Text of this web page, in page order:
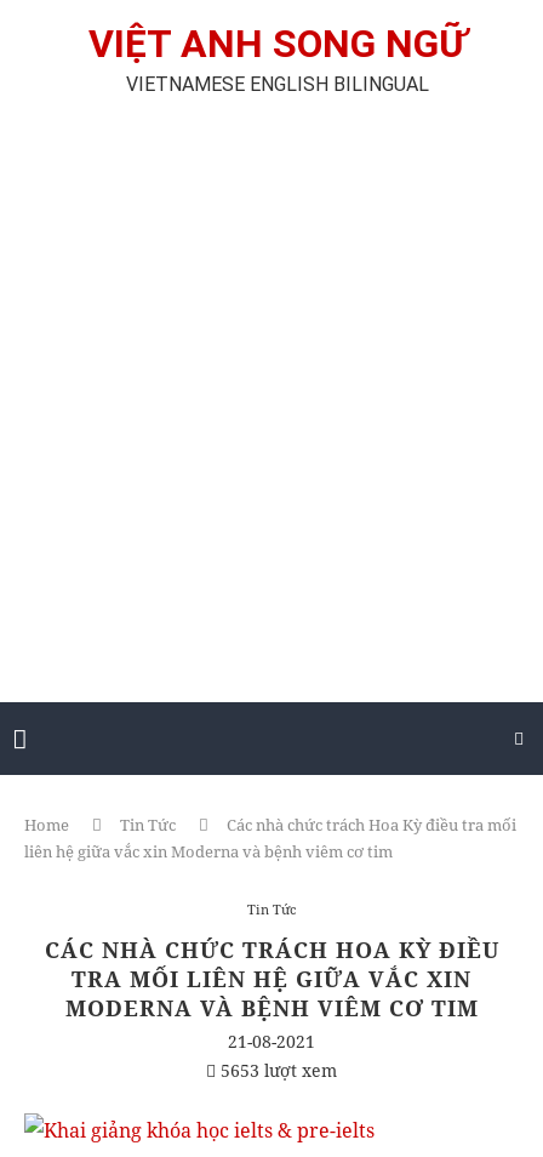
VIỆT ANH SONG NGỮ
VIETNAMESE ENGLISH BILINGUAL
Home Tin Tức
Các nhà chức trách Hoa Kỳ điều tra mối
liên hệ giữa vắc xin Moderna và bệnh viêm cơ tim
Tin Tức
CÁC NHÀ CHỨC TRÁCH HOA KỲ ĐIỀU
TRA MỐI LIÊN HỆ GIỮA VẮC XIN
MODERNA VÀ BỆNH VIÊM CƠ TIM
21-08-2021
5653 lượt xem